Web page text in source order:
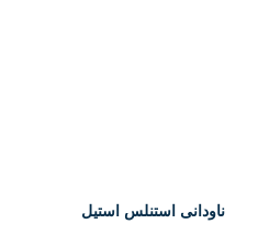
ناودانی استنلس استیل